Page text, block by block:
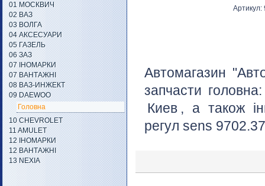
Автомагазин
запчасти
Киев , а також
регул sens
01 МОСКВИЧ
02 ВАЗ
03 ВОЛГА
04 АКСЕСУАРИ
05 ГАЗЕЛЬ
06 ЗАЗ
07 ІНОМАРКИ
07 ВАНТАЖНІ
08 ВАЗ-ИНЖЕКТ
09 DAEWOO
Головна
10 CHEVROLET
11 AMULET
12 ІНОМАРКИ
12 ВАНТАЖНІ
13 NEXIA